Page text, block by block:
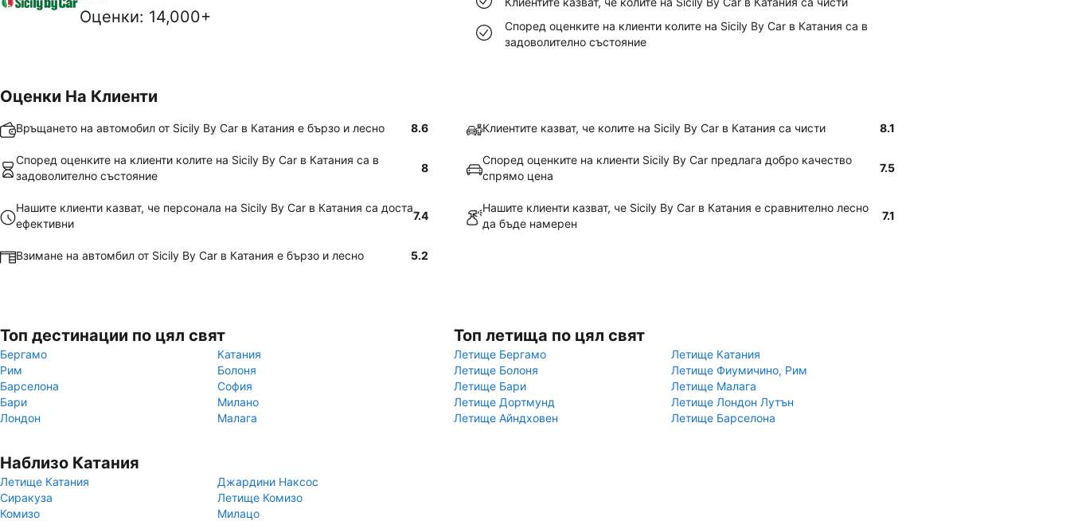
Оценки: 14,000+
Според оценките на клиенти колите на Sicily By Car в Катания са в
задоволително състояние
Оценки На Клиенти
Връщането на автомобил от Sicily By Car в Катания е бързо и лесно 8.6 Клиентите казват, че колите на Sicily By Car в Катания са чисти 8.1
Според оценките на клиенти колите на Sicily By Car в Катания са в
задоволително състояние
8
Според оценките на клиенти Sicily By Car предлага добро качество
спрямо цена
7.5
Нашите клиенти казват, че персонала на Sicily By Car в Катания са доста
ефективни
7.4
Нашите клиенти казват, че Sicily By Car в Катания е сравнително лесно
да бъде намерен
7.1
Взимане на автомбил от Sicily By Car в Катания е бързо и лесно 5.2
Топ дестинации по цял свят
Бергамо
Катания
Рим
Болоня
Барселона
София
Бари
Милано
Лондон
Малага
Топ летища по цял свят
Летище Бергамо
Летище Катания
Летище Болоня
Летище Фиумичино, Рим
Летище Бари
Летище Малага
Летище Дортмунд
Летище Лондон Лутън
Летище Айндховен
Летище Барселона
Наблизо Катания
Летище Катания
Джардини Наксос
Сиракуза
Летище Комизо
Комизо
Милацо